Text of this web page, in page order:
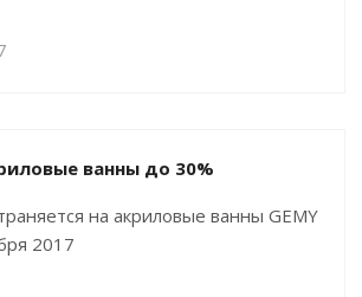
ванны до 30%
на акриловые ванны GEMY
2017